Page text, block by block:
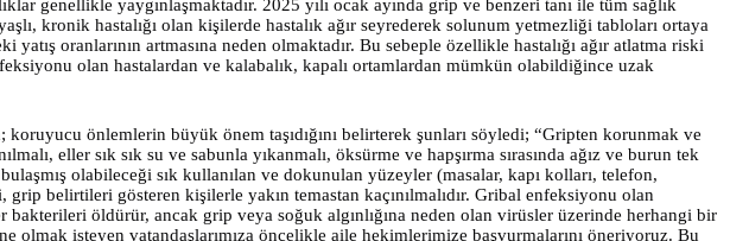
genellikle yaygınlaşmaktadır. 2025 yılı ocak ayında grip ve benzeri tanı ile tüm sağlık
kronik hastalığı olan kişilerde hastalık ağır seyrederek solunum yetmezliği tabloları ortaya
oranlarının artmasına neden olmaktadır. Bu sebeple özellikle hastalığı ağır atlatma riski
olan hastalardan ve kalabalık, kapalı ortamlardan mümkün olabildiğince uzak
önlemlerin büyük önem taşıdığını belirterek şunları söyledi; “Gripten korunmak ve
eller sık sık su ve sabunla yıkanmalı, öksürme ve hapşırma sırasında ağız ve burun tek
olabileceği sık kullanılan ve dokunulan yüzeyler (masalar, kapı kolları, telefon,
belirtileri gösteren kişilerle yakın temastan kaçınılmalıdır. Gribal enfeksiyonu olan
öldürür, ancak grip veya soğuk algınlığına neden olan virüsler üzerinde herhangi bir
isteyen vatandaşlarımıza öncelikle aile hekimlerimize başvurmalarını öneriyoruz. Bu